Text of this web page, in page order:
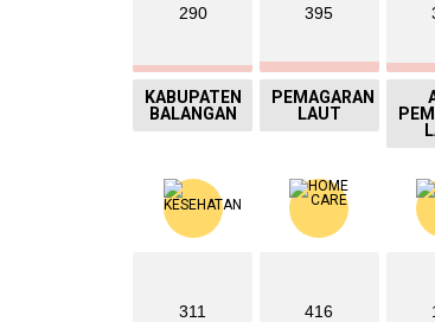
290
KABUPATEN
BALANGAN
395
PEMAGARAN
LAUT
311 416